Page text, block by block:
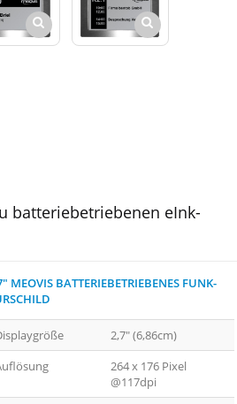
batteriebetriebenen eInk-
MEOVIS BATTERIEBETRIEBENES FUNK-
2,7" (6,86cm)
264 x 176 Pixel
@117dpi